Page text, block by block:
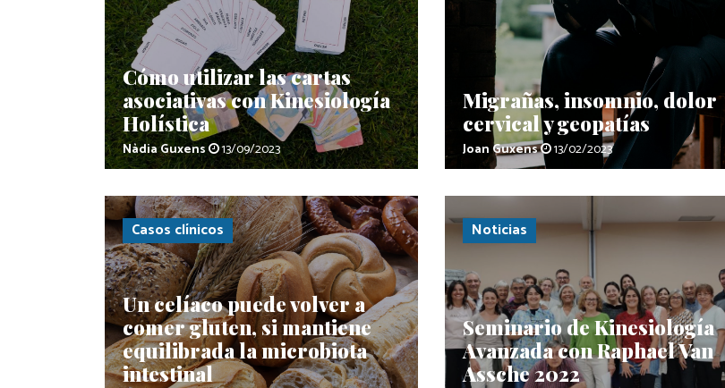
Cómo utilizar las cartas
asociativas con Kinesiología
Holística
Nàdia Guxens 13/09/2023
Migrañas, insomnio, dolor
cervical y geopatías
Joan Guxens 13/02/2023
Casos clínicos
Un celíaco puede volver a
comer gluten, si mantiene
equilibrada la microbiota
intestinal
Noticias
Seminario de Kinesiología
Avanzada con Raphael Van
Assche 2022